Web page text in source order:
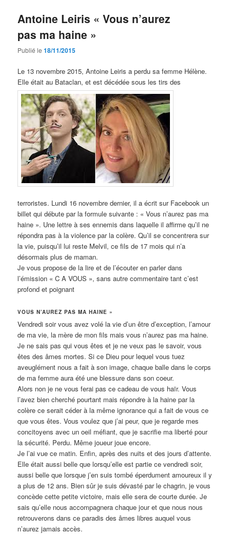
Antoine Leiris « Vous n’aurez
pas ma haine »
Publié le18/11/2015
Le 13 novembre 2015, Antoine Leiris a perdu sa femme Hélène.
Elle était au Bataclan, et est décédée sous les tirs des
terroristes. Lundi 16 novembre dernier, il a écrit sur Facebook un
billet qui débute par la formule suivante : « Vous n’aurez pas ma
haine ». Une lettre à ses ennemis dans laquelle il affirme qu’il ne
répondra pas à la violence par la colère. Qu’il se concentrera sur
la vie, puisqu’il lui reste Melvil, ce fils de 17 mois qui n’a
désormais plus de maman.
Je vous propose de la lire et de l’écouter en parler dans
l’émission « C A VOUS », sans autre commentaire tant c’est
profond et poignant
VOUS N’AUREZ PAS MA HAINE »
Vendredi soir vous avez volé la vie d’un être d’exception, l’amour
de ma vie, la mère de mon fils mais vous n’aurez pas ma haine.
Je ne sais pas qui vous êtes et je ne veux pas le savoir, vous
êtes des âmes mortes. Si ce Dieu pour lequel vous tuez
aveuglément nous a fait à son image, chaque balle dans le corps
de ma femme aura été une blessure dans son coeur.
Alors non je ne vous ferai pas ce cadeau de vous haïr. Vous
l’avez bien cherché pourtant mais répondre à la haine par la
colère ce serait céder à la même ignorance qui a fait de vous ce
que vous êtes. Vous voulez que j’ai peur, que je regarde mes
concitoyens avec un oeil méfiant, que je sacrifie ma liberté pour
la sécurité. Perdu. Même joueur joue encore.
Je l’ai vue ce matin. Enfin, après des nuits et des jours d’attente.
Elle était aussi belle que lorsqu’elle est partie ce vendredi soir,
aussi belle que lorsque j’en suis tombé éperdument amoureux il y
a plus de 12 ans. Bien sûr je suis dévasté par le chagrin, je vous
concède cette petite victoire, mais elle sera de courte durée. Je
sais qu’elle nous accompagnera chaque jour et que nous nous
retrouverons dans ce paradis des âmes libres auquel vous
n’aurez jamais accès.